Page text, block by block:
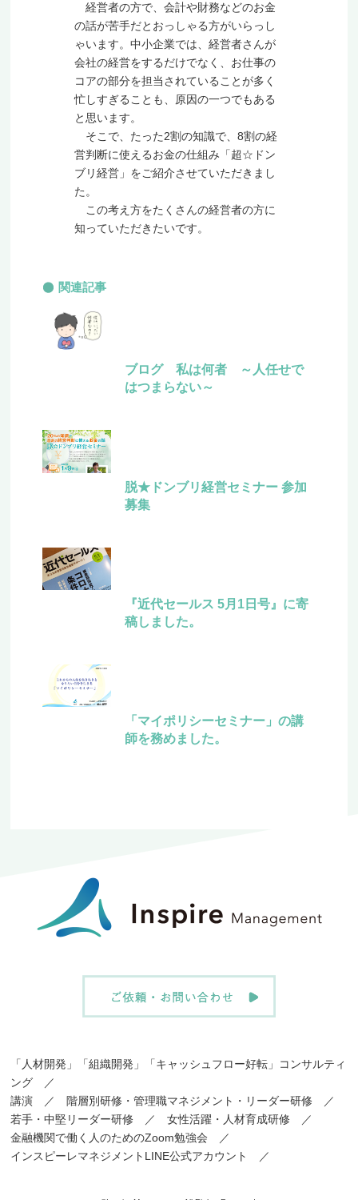
経営者の方で、会計や財務などのお金
の話が苦手だとおっしゃる方がいらっし
ゃいます。中小企業では、経営者さんが
会社の経営をするだけでなく、お仕事の
コアの部分を担当されていることが多く
忙しすぎることも、原因の一つでもある
と思います。
そこで、たった2割の知識で、8割の経
営判断に使えるお金の仕組み「超☆ドン
ブリ経営」をご紹介させていただきまし
た。
この考え方をたくさんの経営者の方に
知っていただきたいです。
関連記事
ブログ 私は何者 ～人任せで
はつまらない～
脱★ドンブリ経営セミナー 参加
募集
『近代セールス 5月1日号』に寄
稿しました。
「マイポリシーセミナー」の講
師を務めました。
「人材開発」「組織開発」「キャッシュフロー好転」コンサルティ
ング ／
講演 ／ 階層別研修・管理職マネジメント・リーダー研修 ／
若手・中堅リーダー研修 ／女性活躍・人材育成研修 ／
金融機関で働く人のためのZoom勉強会 ／
インスピーレマネジメントLINE公式アカウント
／